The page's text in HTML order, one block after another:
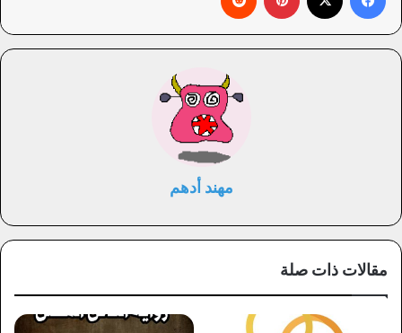
مهند أدهم
مقالات ذات صلة